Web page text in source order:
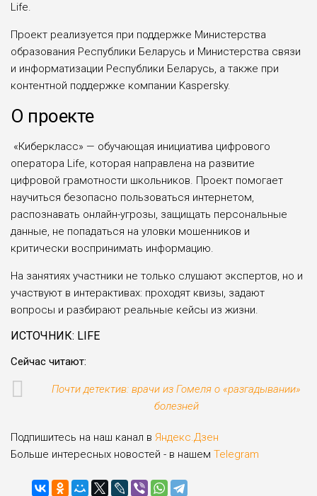
Life.
Проект реализуется при поддержке Министерства
образования Республики Беларусь и Министерства связи
и информатизации Республики Беларусь, а также при
контентной поддержке компании Kaspersky.
О проекте
«Киберкласс» — обучающая инициатива цифрового
оператора Life, которая направлена на развитие
цифровой грамотности школьников. Проект помогает
научиться безопасно пользоваться интернетом,
распознавать онлайн-угрозы, защищать персональные
данные, не попадаться на уловки мошенников и
критически воспринимать информацию.
На занятиях участники не только слушают экспертов, но и
участвуют в интерактивах: проходят квизы, задают
вопросы и разбирают реальные кейсы из жизни.
ИСТОЧНИК: LIFE
Сейчас читают:
Почти детектив: врачи из Гомеля о «разгадывании»
болезней
Подпишитесь на наш канал в Яндекс.Дзен
Больше интересных новостей - в нашем Telegram